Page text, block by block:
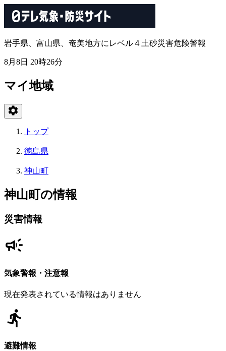
岩手県、富山県、奄美地方にレベル４土砂災害危険警報
8月8日 20時26分
マイ地域
トップ
徳島県
神山町
神山町の情報
災害情報
気象警報・注意報
現在発表されている情報はありません
避難情報